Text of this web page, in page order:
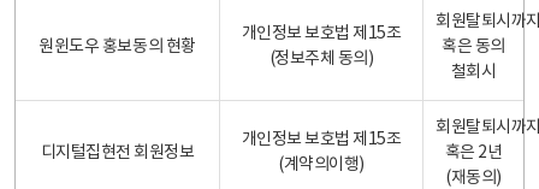
원윈도우 홍보동의 현황
개인정보 보호법 제15조
(정보주체 동의)
회원탈퇴시까
혹은 동의
철회시
디지털집현전 회원정보
개인정보 보호법 제15조
(계약의이행)
회원탈퇴시까
혹은 2년
(재동의)